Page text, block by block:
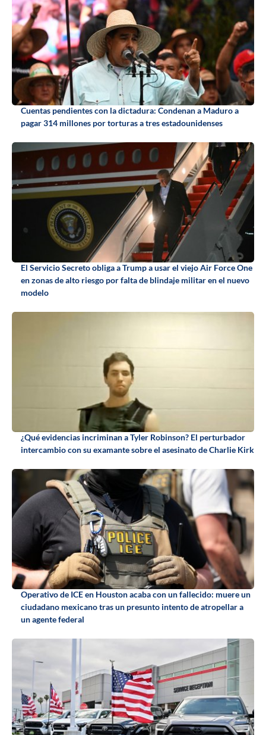
Cuentas pendientes con la dictadura: Condenan a Maduro a
pagar 314 millones por torturas a tres estadounidenses
El Servicio Secreto obliga a Trump a usar el viejo Air Force One
en zonas de alto riesgo por falta de blindaje militar en el nuevo
modelo
¿Qué evidencias incriminan a Tyler Robinson? El perturbador
intercambio con su examante sobre el asesinato de Charlie Kirk
Operativo de ICE en Houston acaba con un fallecido: muere un
ciudadano mexicano tras un presunto intento de atropellar a
un agente federal